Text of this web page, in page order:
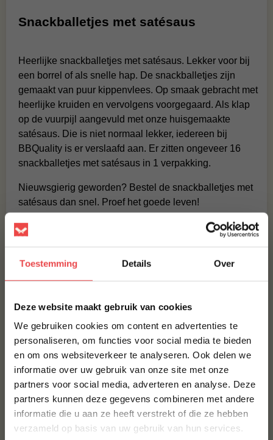
Toestemming Details Over
Deze website maakt gebruik van cookies
We gebruiken cookies om content en advertenties te
personaliseren, om functies voor social media te bieden
en om ons websiteverkeer te analyseren. Ook delen we
informatie over uw gebruik van onze site met onze
partners voor social media, adverteren en analyse. Deze
partners kunnen deze gegevens combineren met andere
informatie die u aan ze heeft verstrekt of die ze hebben
verzameld op basis van uw gebruik van hun services.
Snackballetjes met satésaus
Heerlijke snackballetjes met satésaus. Lekker voor bij
een borrel of als snelle hap. De snackballetjes zijn
gemaakt van puur kippenvlees. Op smaak gebracht met
heerlijke kruiden en vervolgens voorgegaard. Als klap
op de vuurpijl aangevuld met onze huisgemaakte
satésaus. Die is niet normaal lekker, iedereen bij
BBQuality is er verslaafd aan. Er zitten ongeveer 16
snackballetjes met satésaus in 1 verpakking.
Nieuwsgierig geworden? Bestel de snackballetjes met
satésaus dan snel. Proef het goede leven!
Bereidingsadvies:
satésaus op een bordje in de magnetron. Verwarm de
balletjes 6 minuten op het halve vermogen van je
even door het bakje heen en zet ze voor de resterende
tijd weer terug in de magnetron.
BBQuality
BBQuality staat voor betaalbaar kwaliteitsvlees. Ons
vlees is van nature al heerlijk van smaak, maar met een
marinade of rubkun je je vlees eventueel nog wat meer
op smaak brengen. Bestel je kwaliteitsvlees vandaag
10% korting op je
eerste bestelling*
Schrijf je in voor onze nieuwsbrief en ontvang direct
10% korting op jouw eerste bestelling.
VOORNAAM